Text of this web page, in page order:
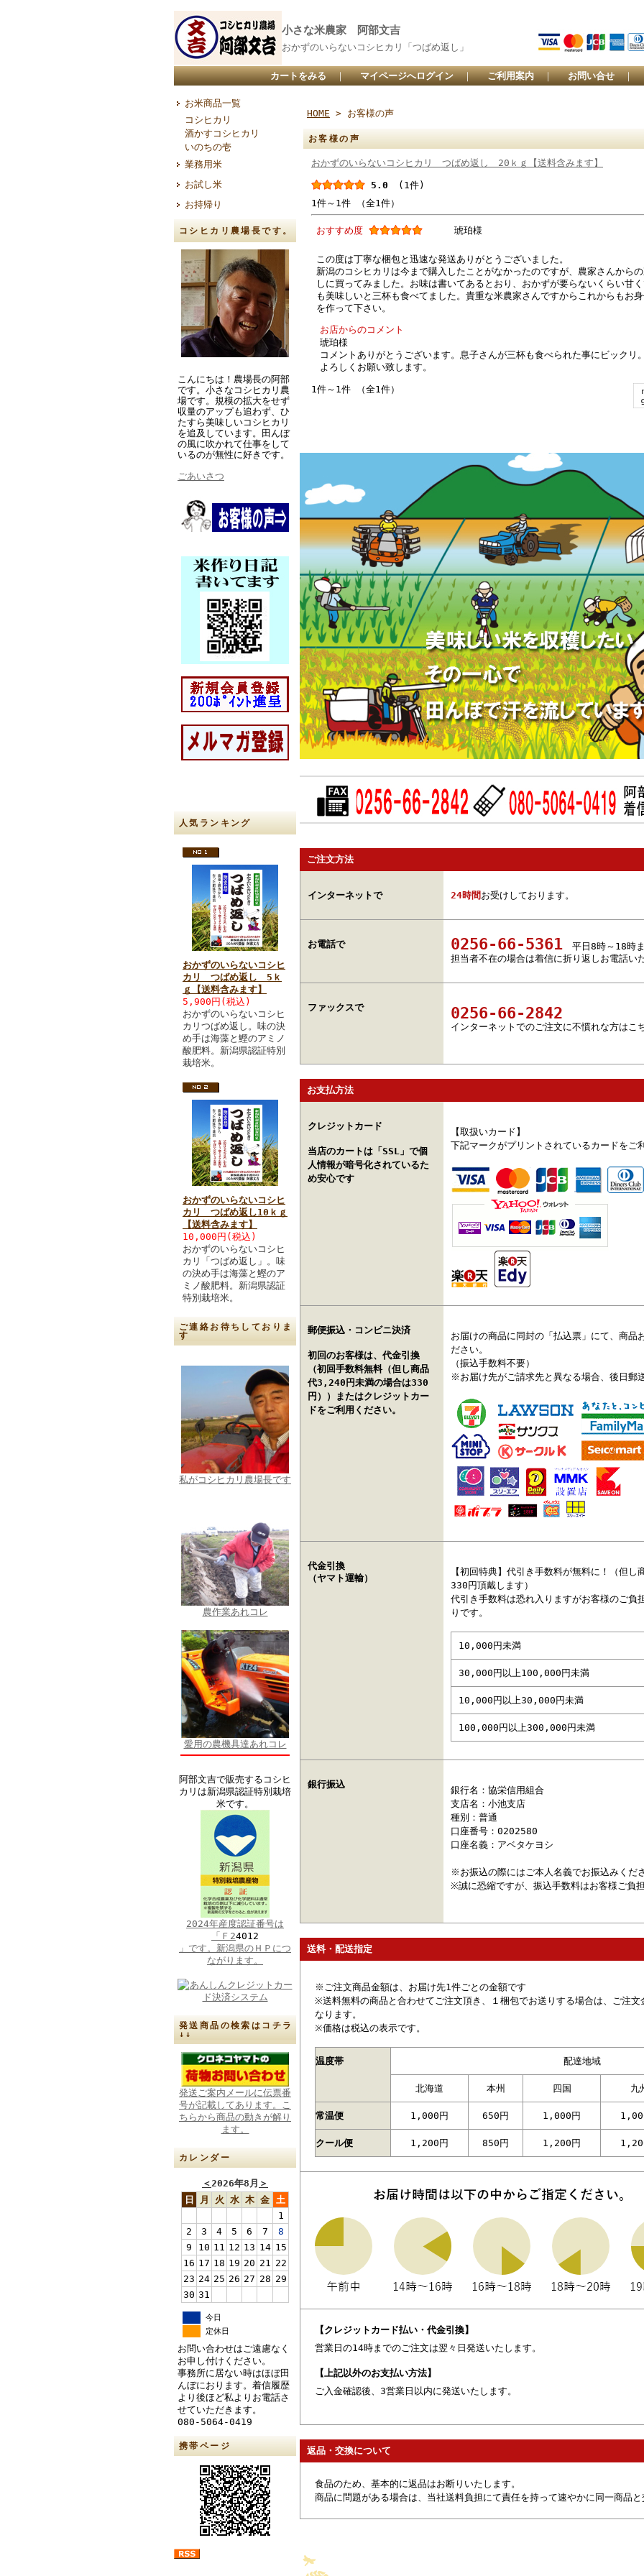
小さな米農家 阿部文吉
おかずのいらないコシヒカリ「つばめ返し」
カートをみる ｜ マイページへログイン ｜ ご利用案内 ｜ お問い合せ ｜
お米商品一覧
コシヒカリ
酒かすコシヒカリ
いのちの壱
業務用米
お試し米
お持帰り
コシヒカリ農場長です。
こんにちは！農場長の阿部
です。小さなコシヒカリ農
場です。規模の拡大をせず
収量のアップも追わず、ひ
たすら美味しいコシヒカリ
を追及しています。田んぼ
の風に吹かれて仕事をして
いるのが無性に好きです。
ごあいさつ
人気ランキング
おかずのいらないコシヒ
カリ つばめ返し 5ｋ
ｇ【送料含みます】
5,900円(税込)
おかずのいらないコシヒ
カリつばめ返し。味の決
め手は海藻と鰹のアミノ
酸肥料。新潟県認証特別
栽培米。
おかずのいらないコシヒ
カリ つばめ返し10ｋｇ
【送料含みます】
10,000円(税込)
おかずのいらないコシヒ
カリ「つばめ返し」。味
の決め手は海藻と鰹のア
ミノ酸肥料。新潟県認証
特別栽培米。
ご連絡お待ちしておりま
す
私がコシヒカリ農場長です
農作業あれコレ
愛用の農機具達あれコレ
阿部文吉で販売するコシヒ
カリは新潟県認証特別栽培
米です。
2024年産度認証番号は
「Ｆ24012
」です。新潟県のＨＰにつ
ながります。
発送商品の検索はコチラ
↓↓
発送ご案内メールに伝票番
号が記載してあります。こ
ちらから商品の動きが解り
ます。
カレンダー
＜ 2026年8月 ＞
日
月 火 水 木 金
土
1
2
3 4 5 6 7
8
9
10 11 12 13 14 15
16 17 18 19 20 21
22
23 24 25 26 27 28 29
30 31
今日
定休日
お問い合わせはご遠慮なく
お申し付けください。
事務所に居ない時はほぼ田
んぼにおります。着信履歴
より後ほど私よりお電話さ
せていただきます。
080-5064-0419
携帯ページ
HOME > お客様の声
お客様の声
おかずのいらないコシヒカリ つばめ返し 20ｋｇ【送料含みます】
5.0 (1件)
1件～1件 （全1件）
おすすめ度 琥珀様
この度は丁寧な梱包と迅速な発送ありがとうございました。
新潟のコシヒカリは今まで購入したことがなかったのですが、農家さんから
しに買ってみました。お味は書いてあるとおり、おかずが要らないくらい甘
も美味しいと三杯も食べてました。貴重な米農家さんですからこれからもお
を作って下さい。
お店からのコメント
琥珀様
コメントありがとうございます。息子さんが三杯も食べられた事にビックリ
よろしくお願い致します。
1件～1件 （全1件）
ご注文方法
インターネットで 24時間お受けしております。
お電話で 0256-66-5361 平日8時～18時
担当者不在の場合は着信に折り返しお電話い
ファックスで 0256-66-2842
インターネットでのご注文に不慣れな方はこ
お支払方法
クレジットカード
当店のカートは「SSL」で個
人情報が暗号化されているた
め安心です
【取扱いカード】
下記マークがプリントされているカードをご
郵便振込・コンビニ決済
初回のお客様は、代金引換
（初回手数料無料（但し商品
代3,240円未満の場合は330
円））またはクレジットカー
ドをご利用ください。
お届けの商品に同封の「払込票」にて、商品
ださい。
（振込手数料不要）
※お届け先がご請求先と異なる場合、後日郵
代金引換
（ヤマト運輸）
【初回特典】代引き手数料が無料に！（但
330円頂戴します）
代引き手数料は恐れ入りますがお客様のご負
りです。
10,000円未満
30,000円以上100,000円未満
10,000円以上30,000円未満
100,000円以上300,000円未満
銀行振込
銀行名：協栄信用組合
支店名：小池支店
種別：普通
口座番号：0202580
口座名義：アベタケヨシ
※お振込の際にはご本人名義でお振込みくださ
※誠に恐縮ですが、振込手数料はお客様ご負
送料・配送指定
※ご注文商品金額は、お届け先1件ごとの金額です
※送料無料の商品と合わせてご注文頂き、１梱包でお送りする場合は、ご注文
なります。
※価格は税込の表示です。
温度帯 配達地域
北海道 本州 四国 九
常温便 1,000円 650円 1,000円
クール便 1,200円 850円 1,200円
【クレジットカード払い・代金引換】
営業日の14時までのご注文は翌々日発送いたします。
【上記以外のお支払い方法】
ご入金確認後、3営業日以内に発送いたします。
返品・交換について
食品のため、基本的に返品はお断りいたします。
商品に問題がある場合は、当社送料負担にて責任を持って速やかに同一商品と